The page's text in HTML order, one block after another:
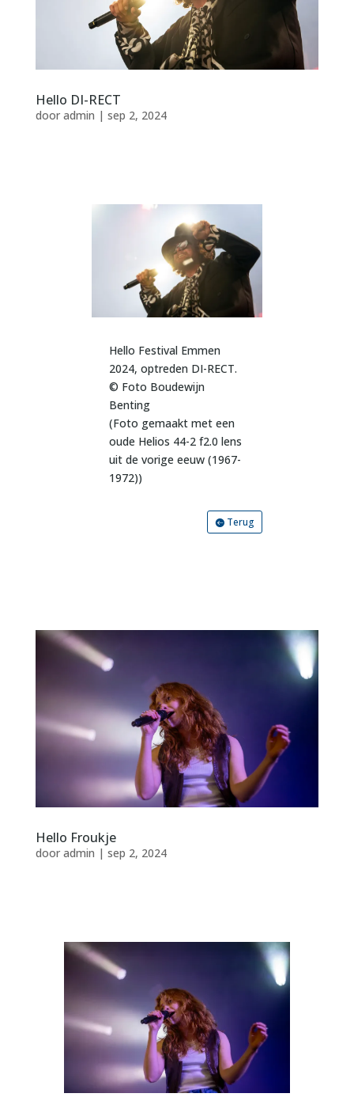
Hello DI-RECT
door admin | sep 2, 2024
Hello Festival Emmen
2024, optreden DI-RECT.
© Foto Boudewijn
Benting
(Foto gemaakt met een
oude Helios 44-2 f2.0 lens
uit de vorige eeuw (1967-
1972))
Terug
Hello Froukje
door admin | sep 2, 2024